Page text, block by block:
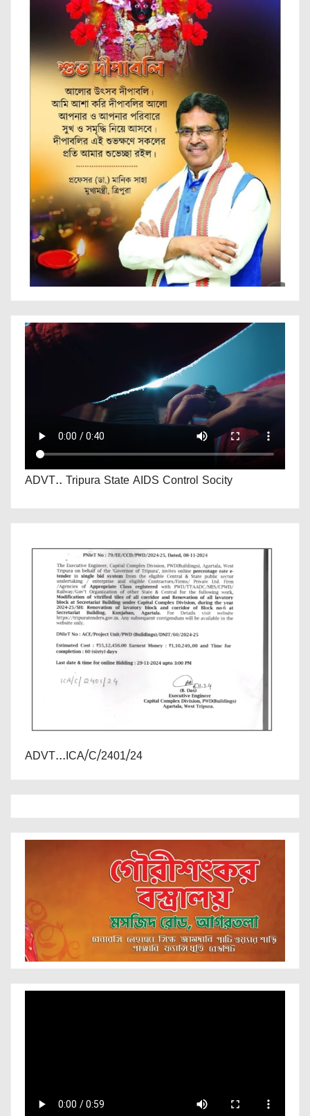
ADVT.. Tripura State AIDS Control Socity
ADVT...ICA/C/2401/24